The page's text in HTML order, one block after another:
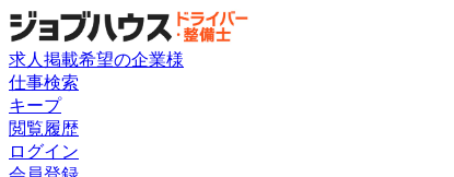
求人掲載希望の企業様
仕事検索
キープ
閲覧履歴
ログイン